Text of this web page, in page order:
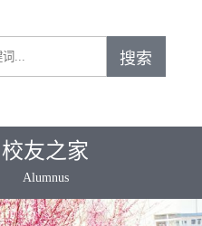
校友之家
Alumnus